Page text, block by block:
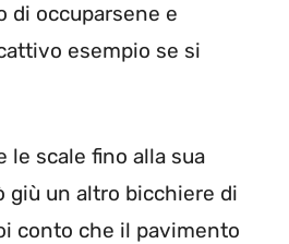
di occuparsene e
esempio se si
le scale fino alla sua
giù un altro bicchiere di
conto che il pavimento